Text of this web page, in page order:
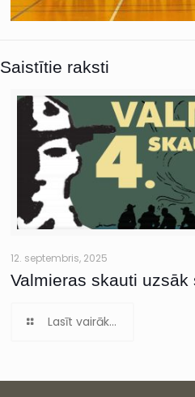
Saistītie raksti
12. septembris, 2025
Valmieras skauti
Lasīt vairāk...